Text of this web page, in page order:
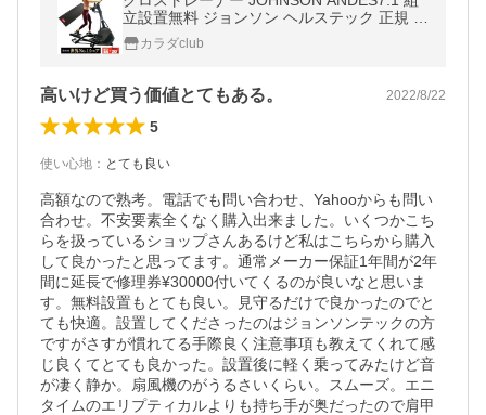
立設置無料 ジョンソン ヘルステック 正規 販
カラダclub
高いけど買う価値とてもある。 2022/8/22
5
使い心地 ： とても良い
高額なので熟考。電話でも問い合わせ、Yahooからも問い
合わせ。不安要素全くなく購入出来ました。いくつかこち
らを扱っているショップさんあるけど私はこちらから購入
して良かったと思ってます。通常メーカー保証1年間が2年
間に延長で修理券¥30000付いてくるのが良いなと思いま
す。無料設置もとても良い。見守るだけで良かったのでと
ても快適。設置してくださったのはジョンソンテックの方
ですがさすが慣れてる手際良く注意事項も教えてくれて感
じ良くてとても良かった。設置後に軽く乗ってみたけど音
が凄く静か。扇風機のがうるさいくらい。スムーズ。エニ
タイムのエリプティカルよりも持ち手が奥だったので肩甲